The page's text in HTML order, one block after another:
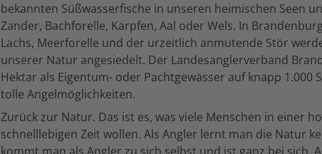
bekannten Süßwasserfische in unseren heimischen Seen
Zander, Bachforelle, Karpfen, Aal oder Wels. In
Lachs, Meerforelle und der urzeitlich anmutende Stör
unserer Natur angesiedelt. Der Landesanglerverband
Hektar als Eigentum- oder Pachtgewässer auf knapp 1.000
tolle Angelmöglichkeiten.
Zurück zur Natur. Das ist es, was viele Menschen in einer
schnelllebigen Zeit wollen. Als Angler lernt man die Natur
kommt man als Angler zu sich selbst und ist ganz bei sich.